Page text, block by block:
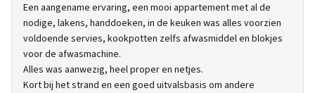
Een aangename ervaring, een mooi appartement met al de
nodige, lakens, handdoeken, in de keuken was alles voorzien
voldoende servies, kookpotten zelfs afwasmiddel en blokjes
voor de afwasmachine.
Alles was aanwezig, heel proper en netjes.
Kort bij het strand en een goed uitvalsbasis om andere